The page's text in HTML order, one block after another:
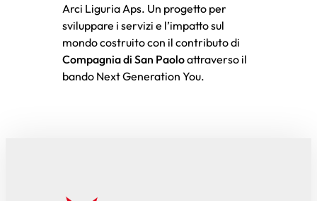
Arci Liguria Aps. Un progetto per
sviluppare i servizi e l’impatto sul
mondo costruito con il contributo di
Compagnia di San Paoloattraverso il
bando Next Generation You.